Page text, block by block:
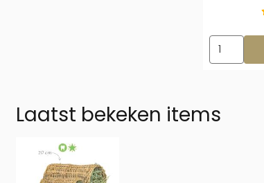
Aantal
Laatst bekeken items